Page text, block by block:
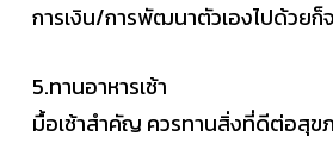
การเงิน/การพัฒนาตัวเองไปด้วยก็
5.ทานอาหารเช้า
มื้อเช้าสำคัญ ควรทานสิ่งที่ดีต่อสุข